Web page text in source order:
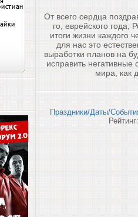
От всего сердца
го, еврейского
итоги жизни каждого
для нас это
выработки планов на
исправить
мира, как
Праздники/Даты/